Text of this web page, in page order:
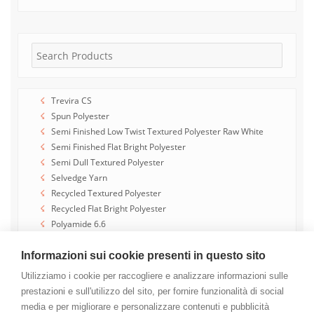
Trevira CS
Spun Polyester
Semi Finished Low Twist Textured Polyester Raw White
Semi Finished Flat Bright Polyester
Semi Dull Textured Polyester
Selvedge Yarn
Recycled Textured Polyester
Recycled Flat Bright Polyester
Polyamide 6.6
Full Dull Textured Polyester
Flat Bright Polyester
Fancy Yarn
Extra Dull Textured Polyester
Informazioni sui cookie presenti in questo sito
Utilizziamo i cookie per raccogliere e analizzare informazioni sulle
prestazioni e sull'utilizzo del sito, per fornire funzionalità di social
media e per migliorare e personalizzare contenuti e pubblicità